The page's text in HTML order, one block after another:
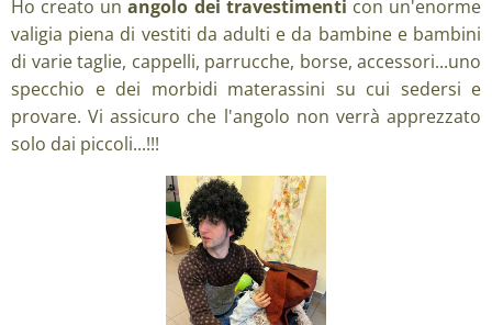
Ho creato unangolo dei travestimenti con un'enorme
valigia piena di vestiti da adulti e da bambine e bambini
di varie taglie, cappelli, parrucche, borse, accessori...uno
specchio e dei morbidi materassini su cui sedersi e
provare. Vi assicuro che l'angolo non verrà apprezzato
solo dai piccoli...!!!